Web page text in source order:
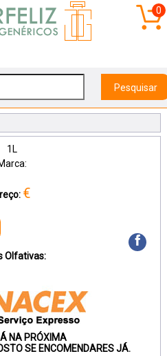
0
Pesquisar
1L
€
Olfativas:
NA PRÓXIMA
SE ENCOMENDARES JÁ.
f